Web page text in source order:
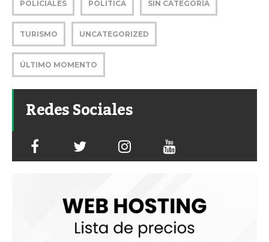
POLICIALES POLITICA SIN CATEGORÍA
TURISMO UNCATEGORIZED
ÚLTIMO MOMENTO
Redes Sociales